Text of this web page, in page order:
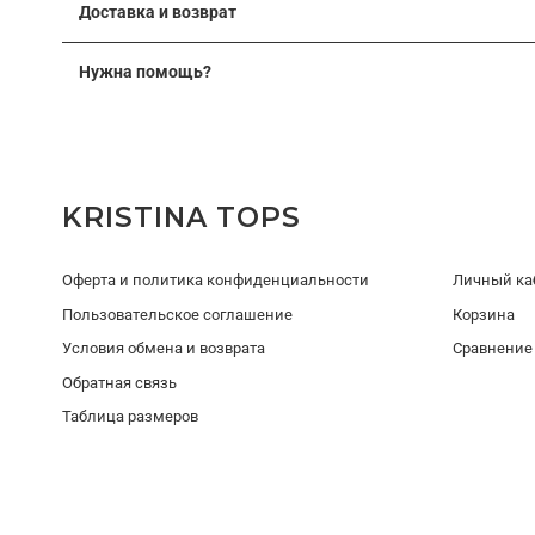
вашей фигуры. Мы можем изменить длину изделия,
После оформления заявки наш менеджер свяжется с
KRISTINA TOPS
Оферта и политика конфиденциальности
Пользовательское соглашение
Условия обмена и возврата
Обратная связь
Таблица размеров
Личный
Корзина
Сравнение